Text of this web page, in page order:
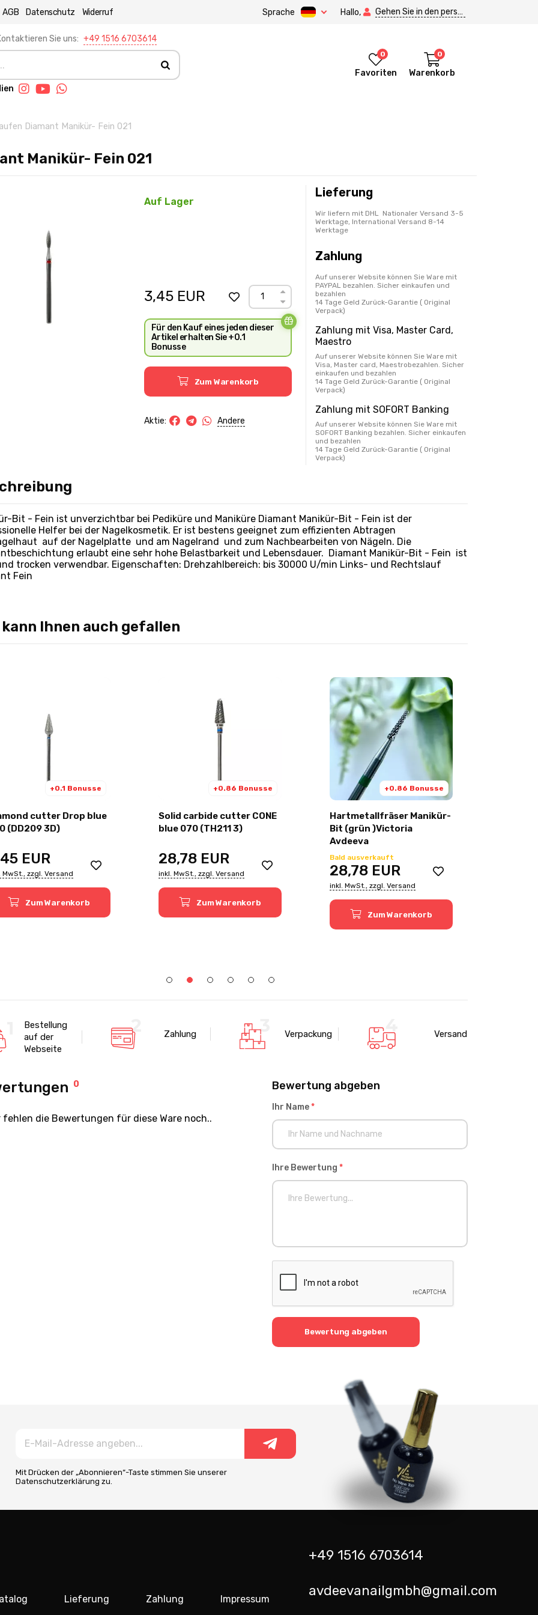
AGB Datenschutz Widerruf Sprache Hallo, Gehen Sie in den persönlichen Bereich.
Sie uns: +49 1516 6703614
0
Favoriten
0
Warenkorb
Diamant Manikür- Fein 021
Manikür- Fein 021
Auf Lager
3,45 EUR
Für den Kauf eines jeden dieser
Artikel erhalten Sie +0.1
Bonusse
Zum Warenkorb
Aktie: Andere
Lieferung
Wir liefern mit DHL Nationaler Versand 3-5
Werktage, International Versand 8-14
Werktage
Zahlung
Auf unserer Website können Sie Ware mit
PAYPAL bezahlen. Sicher einkaufen und
bezahlen
14 Tage Geld Zurück-Garantie ( Original
Verpack)
Zahlung mit Visa, Master Card,
Maestro
Auf unserer Website können Sie Ware mit
Visa, Master card, Maestrobezahlen. Sicher
einkaufen und bezahlen
14 Tage Geld Zurück-Garantie ( Original
Verpack)
Zahlung mit SOFORT Banking
Auf unserer Website können Sie Ware mit
SOFORT Banking bezahlen. Sicher einkaufen
und bezahlen
14 Tage Geld Zurück-Garantie ( Original
Verpack)
Bit - Fein ist unverzichtbar bei Pediküre und Maniküre Diamant Manikür-Bit - Fein ist der
Helfer bei der Nagelkosmetik. Er ist bestens geeignet zum effizienten Abtragen
auf der Nagelplatte und am Nagelrand und zum Nachbearbeiten von Nägeln. Die
erlaubt eine sehr hohe Belastbarkeit und Lebensdauer. Diamant Manikür-Bit - Fein ist
trocken verwendbar. Eigenschaften: Drehzahlbereich: bis 30000 U/min Links- und Rechtslauf
Fein
kann Ihnen auch gefallen
+0.1 Bonusse
cutter Drop blue
(DD209 3D)
EUR
MwSt., zzgl. Versand
Zum Warenkorb
+0.86 Bonusse
Solid carbide cutter CONE
blue 070 (TH211 3)
28,78 EUR
inkl. MwSt., zzgl. Versand
Zum Warenkorb
+0.86 Bonusse
Hartmetallfräser Manikür-
Bit (grün )Victoria
Avdeeva
Bald ausverkauft
28,78 EUR
inkl. MwSt., zzgl. Versand
Zum Warenkorb
Bestellung
auf der
Webseite
Zahlung Verpackung Versand
0
fehlen die Bewertungen für diese Ware noch..
Bewertung abgeben
Ihr Name*
Ihre Bewertung *
Bewertung abgeben
Mit Drücken der „Abonnieren“-Taste stimmen Sie unserer
Datenschutzerklärung zu.
Lieferung Zahlung Impressum
+49 1516 6703614
avdeevanailgmbh@gmail.com